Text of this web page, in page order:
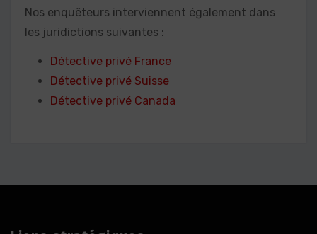
Nos enquêteurs interviennent également dans
les juridictions suivantes :
Détective privé France
Détective privé Suisse
Détective privé Canada